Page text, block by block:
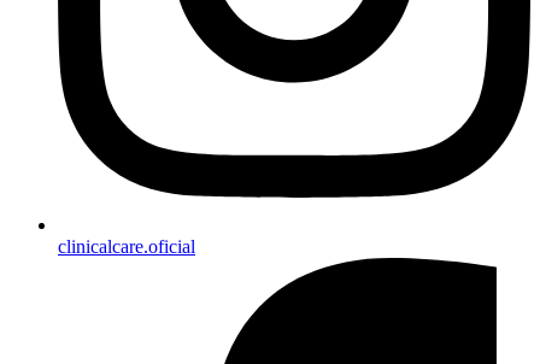
clinicalcare.oficial